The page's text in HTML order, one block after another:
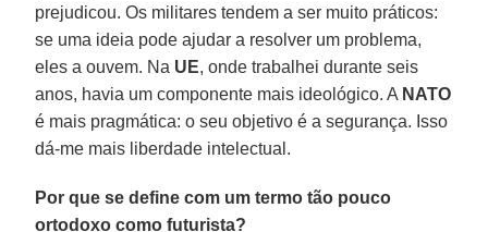
prejudicou. Os militares tendem a ser muito práticos:
se uma ideia pode ajudar a resolver um problema,
eles a ouvem. Na UE, onde trabalhei durante seis
anos, havia um componente mais ideológico. A NATO
é mais pragmática: o seu objetivo é a segurança. Isso
dá-me mais liberdade intelectual.
Por que se define com um termo tão pouco
ortodoxo como futurista?